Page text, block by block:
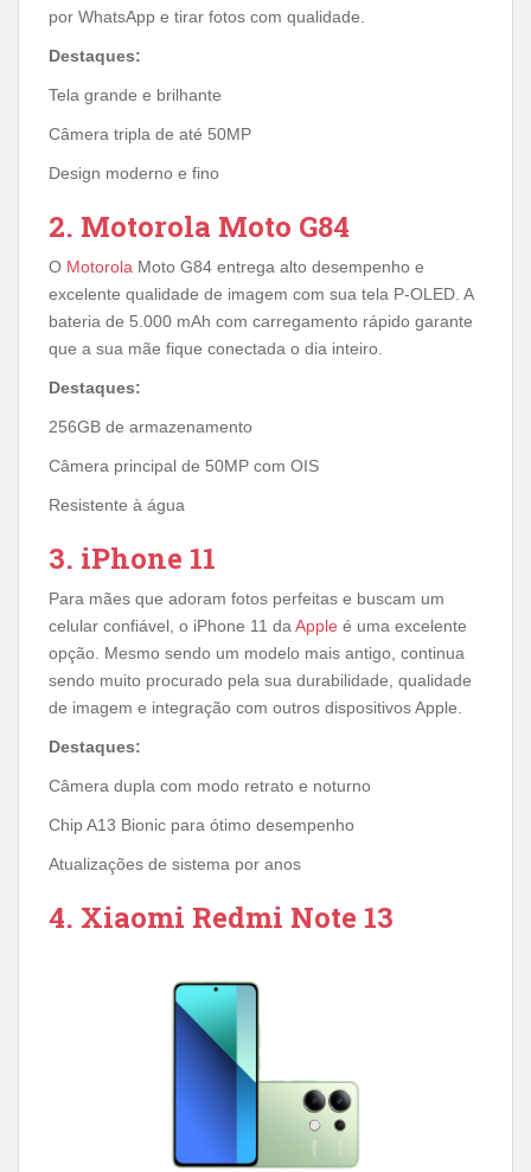
por WhatsApp e tirar fotos com qualidade.
Destaques:
Tela grande e brilhante
Câmera tripla de até 50MP
Design moderno e fino
2. Motorola Moto G84
O Motorola Moto G84 entrega alto desempenho e
excelente qualidade de imagem com sua tela P-OLED. A
bateria de 5.000 mAh com carregamento rápido garante
que a sua mãe fique conectada o dia inteiro.
Destaques:
256GB de armazenamento
Câmera principal de 50MP com OIS
Resistente à água
3. iPhone 11
Para mães que adoram fotos perfeitas e buscam um
celular confiável, o iPhone 11 da Apple é uma excelente
opção. Mesmo sendo um modelo mais antigo, continua
sendo muito procurado pela sua durabilidade, qualidade
de imagem e integração com outros dispositivos Apple.
Destaques:
Câmera dupla com modo retrato e noturno
Chip A13 Bionic para ótimo desempenho
Atualizações de sistema por anos
4. Xiaomi Redmi Note 13